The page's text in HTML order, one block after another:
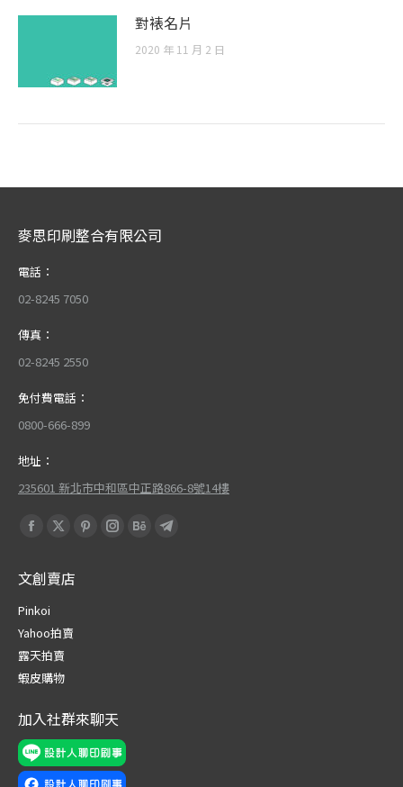
對裱名片
2020 年 11 月 2 日
麥思印刷整合有限公司
電話：
02-8245 7050
傳真：
02-8245 2550
免付費電話：
0800-666-899
地址：
235601 新北市中和區中正路866-8號14樓
Find us on:
Facebook
opens
in
new
window
X
opens
new
window
PinterestInstagram
BehanceTelegram
文創賣店
Pinkoi
Yahoo拍賣
露天拍賣
蝦皮購物
加入社群來聊天